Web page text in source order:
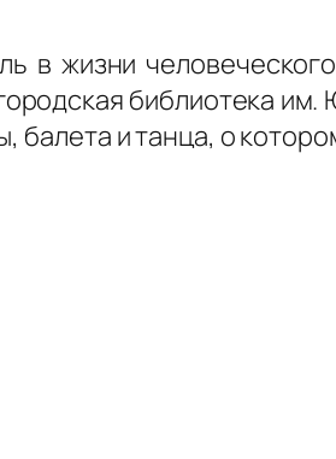
в жизни
библиотека им.
и танца, о